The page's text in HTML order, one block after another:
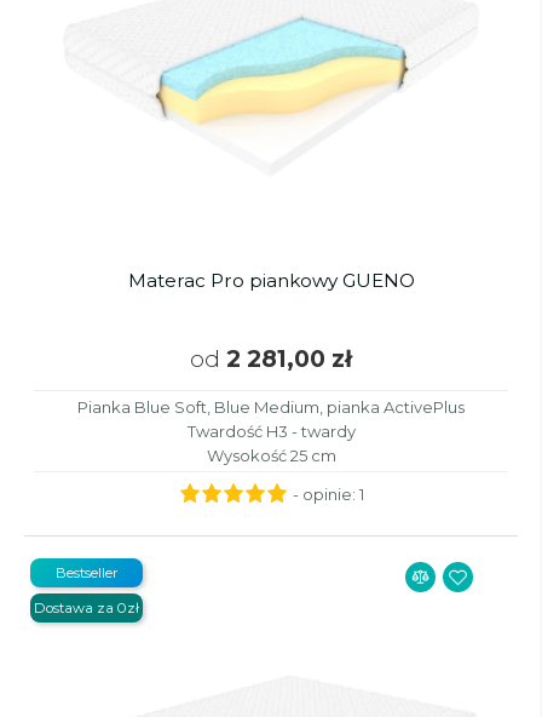
Materac Pro piankowy GUENO
od 2 281,00 zł
Pianka Blue Soft, Blue Medium, pianka ActivePlus
Twardość H3 - twardy
Wysokość 25 cm
- opinie: 1
Bestseller
Dostawa za 0zł